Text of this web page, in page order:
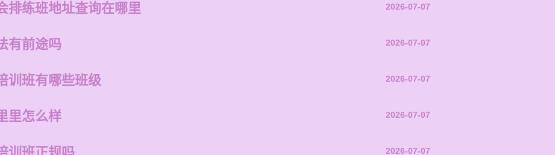
排练班地址查询在哪里 2026-07-07
有前途吗 2026-07-07
训班有哪些班级 2026-07-07
里怎么样 2026-07-07
2026-07-07